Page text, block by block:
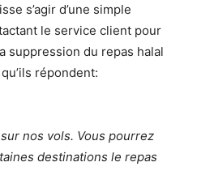
s’agir d’une simple
le service client pour
suppression du repas halal
répondent:
nos vols. Vous pourrez
destinations le repas